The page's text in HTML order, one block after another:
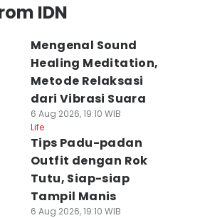
IDN
Mengenal Sound
Healing Meditation,
Metode Relaksasi
dari Vibrasi Suara
6 Aug 2026, 19:10 WIB
Life
Tips Padu-padan
Outfit dengan Rok
Tutu, Siap-siap
Tampil Manis
6 Aug 2026, 19:10 WIB